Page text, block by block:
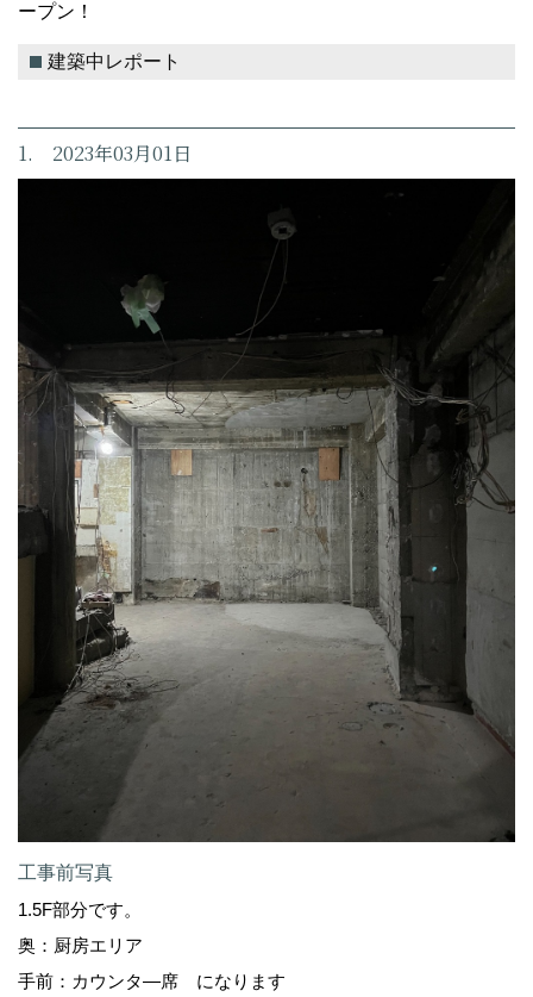
ープン！
建築中レポート
1. 2023年03月01日
工事前写真
1.5F部分です。
奥：厨房エリア
手前：カウンタ―席 になります